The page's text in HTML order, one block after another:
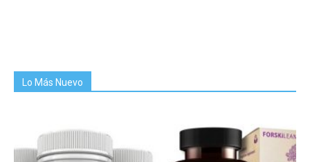
Lo Más Nuevo